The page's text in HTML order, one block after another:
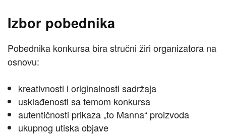
Izbor pobednika
Pobednika konkursa bira stručni žiri organizatora na
osnovu:
kreativnosti i originalnosti sadržaja
usklađenosti sa temom konkursa
autentičnosti prikaza „to Manna“ proizvoda
ukupnog utiska objave